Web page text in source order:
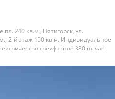
240 кв.м., Пятигорск, ул.
2-й этаж 100 кв.м. Индивидуальное
трехфазное 380 вт.час.
Автовокзала, удобный подъезд,